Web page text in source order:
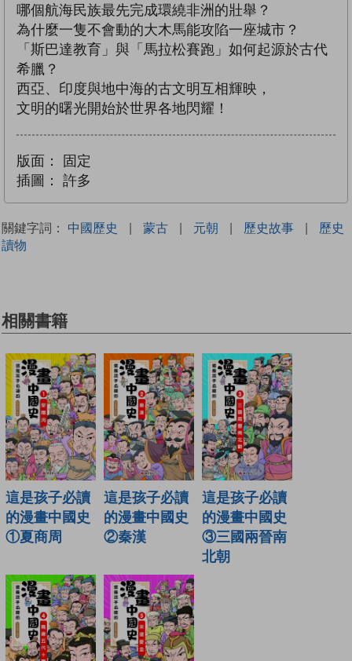
哪個航海民族最先完成環繞非洲的壯舉？
為什麼一隻不會動的大木馬能攻陷一座城市？
「斯巴達教育」與「馬拉松賽跑」如何起源於古代
希臘？
西亞、印度與地中海的古文明互相輝映，
文明的曙光開始於世界各地閃耀！
版面：
固定
插圖：
許多
關鍵字詞： 中國歷史 | 蒙古 | 元朝 | 歷史故事 |
歷史
讀物
相關書籍
這是孩子必讀
的漫畫中國史
①夏商周
這是孩子必讀
的漫畫中國史
②秦漢
這是孩子必讀
的漫畫中國史
③三國兩晉南
北朝